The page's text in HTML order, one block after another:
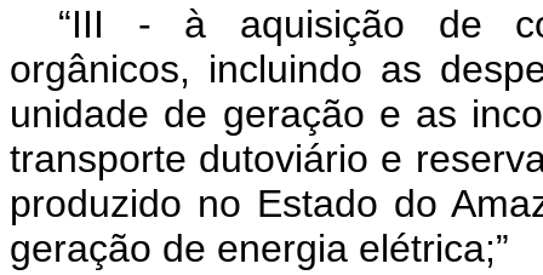
“III - à aquisição de
orgânicos, incluindo as
unidade de geração e as
transporte dutoviário e
produzido no Estado do
geração de energia elétrica;”